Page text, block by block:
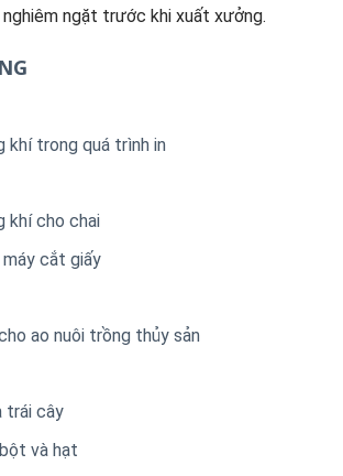
ngặt trước khi xuất xưởng.
khí trong quá trình in
khí cho chai
cắt giấy
ao nuôi trồng thủy sản
trái cây
và hạt